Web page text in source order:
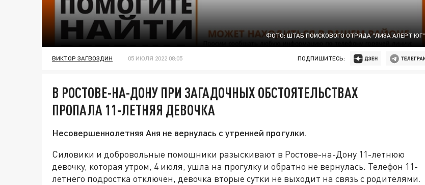
ФОТО: ШТАБ ПОИСКОВОГО ОТРЯДА "ЛИЗА АЛЕРТ ЮГ"
ВИКТОР ЗАГВОЗДИН 05 ИЮЛЯ 2022 08:05 ПОДПИШИТЕСЬ:
В РОСТОВЕ-НА-ДОНУ ПРИ ЗАГАДОЧНЫХ ОБСТОЯТЕЛЬСТВАХ
ПРОПАЛА 11-ЛЕТНЯЯ ДЕВОЧКА
Несовершеннолетняя Аня не вернулась с утренней прогулки.
Силовики и добровольные помощники разыскивают в Ростове-на-Дону 11-летнюю
девочку, которая утром, 4 июля, ушла на прогулку и обратно не вернулась. Телефон 11-
летнего подростка отключен, девочка вторые сутки не выходит на связь с родителями.